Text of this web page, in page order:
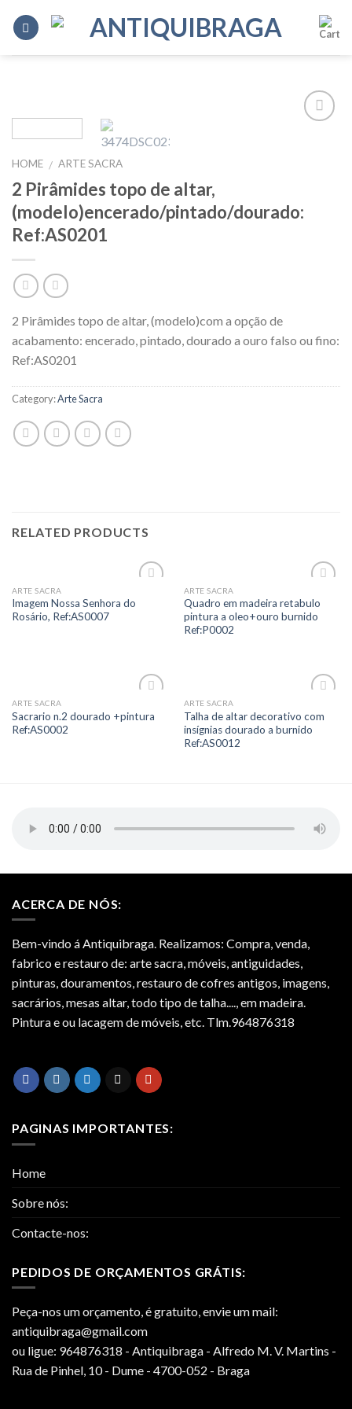
HOME / ARTE SACRA
2 Pirâmides topo de altar,
(modelo)encerado/pintado/dourado:
Ref:AS0201
2 Pirâmides topo de altar, (modelo)com a opção de
acabamento: encerado, pintado, dourado a ouro falso ou fino:
Ref:AS0201
Category:Arte Sacra
RELATED PRODUCTS
Wishlist
ARTE SACRA
Imagem Nossa Senhora do
Rosário, Ref:AS0007
Add to
Wishlist
ARTE SACRA
Quadro em madeira retabulo
pintura a oleo+ouro burnido
Ref:P0002
Wishlist
ARTE SACRA
Sacrario n.2 dourado +pintura
Ref:AS0002
Wishlist
ARTE SACRA
Talha de altar decorativo com
insígnias dourado a burnido
Ref:AS0012
ACERCA DE NÓS:
Bem-vindo á Antiquibraga. Realizamos: Compra, venda,
fabrico e restauro de: arte sacra, móveis, antiguidades,
pinturas, douramentos, restauro de cofres antigos, imagens,
sacrários, mesas altar, todo tipo de talha...., em madeira.
Pintura e ou lacagem de móveis, etc. Tlm.964876318
PAGINAS IMPORTANTES:
Home
Sobre nós:
Contacte-nos:
PEDIDOS DE ORÇAMENTOS GRÁTIS:
Peça-nos um orçamento, é gratuito, envie um mail:
antiquibraga@gmail.com
ou ligue: 964876318 - Antiquibraga - Alfredo M. V. Martins -
Rua de Pinhel, 10 - Dume - 4700-052 - Braga